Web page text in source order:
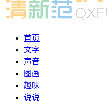
首页
文字
声音
图画
趣味
说说